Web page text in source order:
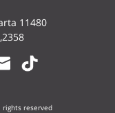
11480
rights reserved